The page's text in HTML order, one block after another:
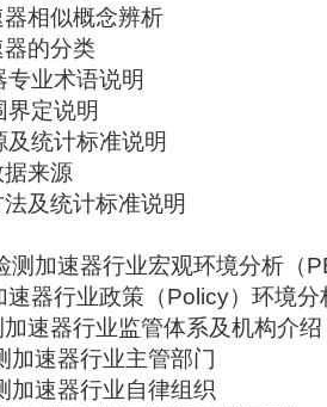
相似概念辨析
的分类
业术语说明
界定说明
统计标准说明
来源
及统计标准说明
测加速器行业宏观环境分析（
速器行业政策（Policy）环境分
速器行业监管体系及机构介绍
加速器行业主管部门
加速器行业自律组织